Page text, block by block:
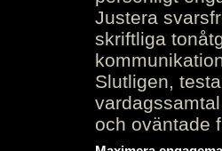
Justera
skriftliga
Slutligen,
och oväntade